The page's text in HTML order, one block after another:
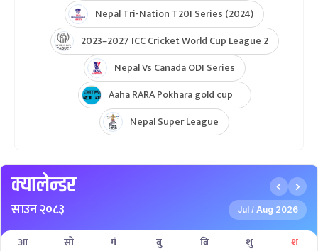
Nepal Tri-Nation T20I Series (2024)
2023–2027 ICC Cricket World Cup League 2
Nepal Vs Canada ODI Series
Aaha RARA Pokhara gold cup
Nepal Super League
क्यालेन्डर
साउन २०८३ Jul / Aug 2026
आ सो मं बु बि शु श